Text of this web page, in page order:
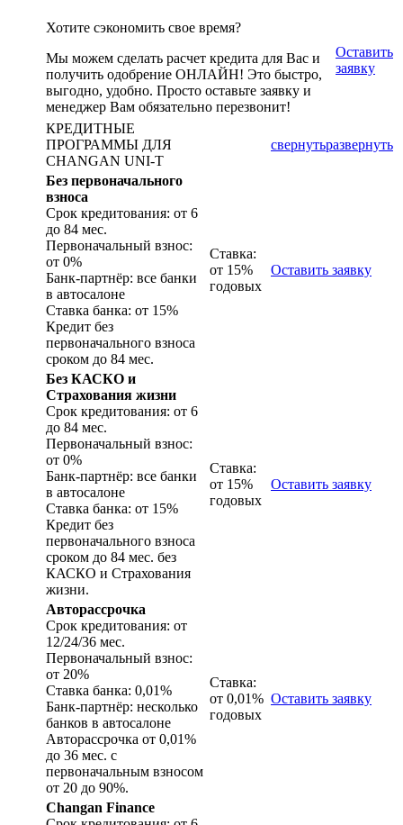
Хотите сэкономить свое время?
Мы можем сделать расчет кредита для Вас и
получить одобрение ОНЛАЙН! Это быстро,
выгодно, удобно. Просто оставьте заявку и
менеджер Вам обязательно перезвонит!
Оставить
заявку
КРЕДИТНЫЕ
ПРОГРАММЫ ДЛЯ
CHANGAN UNI-T
свернутьразвернуть
Без первоначального
взноса
Срок кредитования: от 6
до 84 мес.
Первоначальный взнос:
от 0%
Банк-партнёр: все банки
в автосалоне
Ставка банка: от 15%
Кредит без
первоначального взноса
сроком до 84 мес.
Ставка:
от 15%
годовых
Оставить заявку
Без КАСКО и
Страхования жизни
Срок кредитования: от 6
до 84 мес.
Первоначальный взнос:
от 0%
Банк-партнёр: все банки
в автосалоне
Ставка банка: от 15%
Кредит без
первоначального взноса
сроком до 84 мес. без
КАСКО и Страхования
жизни.
Ставка:
от 15%
годовых
Оставить заявку
Авторассрочка
Срок кредитования: от
12/24/36 мес.
Первоначальный взнос:
от 20%
Ставка банка: 0,01%
Банк-партнёр: несколько
банков в автосалоне
Авторассрочка от 0,01%
до 36 мес. с
первоначальным взносом
от 20 до 90%.
Ставка:
от 0,01%
годовых
Оставить заявку
Changan Finance